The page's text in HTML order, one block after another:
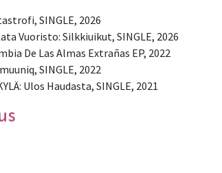
SINGLE, 2026
Vuoristo: Silkkiuikut, SINGLE, 2026
De Las Almas Extrañas EP, 2022
SINGLE, 2022
Ulos Haudasta, SINGLE, 2021